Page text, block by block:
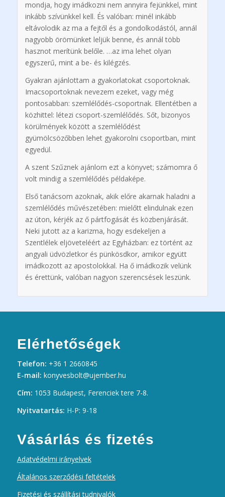
mondja, hogy imádkozni nem annyira fejünkkel, mint
inkább szívünkkel kell. És valóban: minél inkább
eltávolodik az ma a fejtől és a gondolkodástól, annál
nagyobb örömünket leljük benne, és annál több
hasznot merítünk belőle. …az ima lehet olyan
egyszerű, mint a be- és kilégzés.
Gyakran ajánlottam a gyakorlatokat csoportoknak.
Imacsoportoknak nevezem ezeket, vagy még
pontosabban: szemlélődés-csoportnak. Ellentétben a
közhittel: létezi csoport-szemlélődés. Sőt, bizonyos
körülmények között a szemlélődést
gyümölcsözőbben lehet gyakorolni csoportban, mint
egyedül.
A szent Szűznek ajánlom ezt a könyvet; számomra ő
volt mindig a szemlélődés példaképe.
Első tanácsom azoknak, akik előre akarnak haladni a
szemlélődés művészetében: mielőtt elindulnak ezen
az úton, kérjék az ő pártfogását és közbenjárását.
Neki jutott az a karizma, hogy esdekeljen a
Szentlélek eljöveteléért az Egyházban: ez történt az
angyali üdvözletkor és pünkösdkor, amikor együtt
imádkozott az apostolokkal. Ha ő imádkozik velünk
és érettünk, valóban nagyon szerencsések leszünk.
Elérhetőségek
Telefon: +36 1 2660845
E-mail: konyvesbolt@ujember.hu
Cím: 1053 Budapest, Ferenciek tere 7-8.
Nyitvatartás: H-P: 9-18
Vásárlás és fizetés
Adatvédelmi irányelvek
Általános szerződési feltételek
Fizetési és szállítási tudnivalók